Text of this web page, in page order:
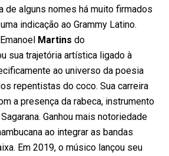
de alguns nomes há muito firmados
indicação ao Grammy Latino.
Martins do
sua trajetória artística ligado à
ao universo da poesia
repentistas do coco. Sua carreira
a presença da rabeca, instrumento
Ganhou mais notoriedade
ao integrar as bandas
Em 2019, o músico lançou seu